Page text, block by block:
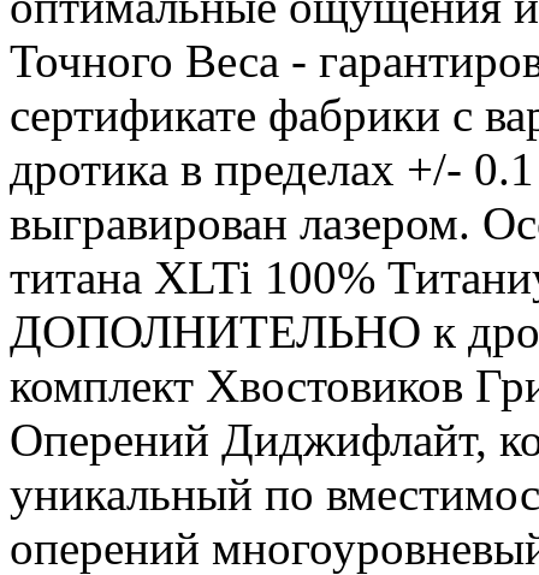
Точного Веса -
сертификате фабрики с
дротика в пределах +/-
выгравирован лазером.
титана XLTi 100%
ДОПОЛНИТЕЛЬНО к
комплект Хвостовиков
Оперений Диджифлайт,
уникальный по
оперений